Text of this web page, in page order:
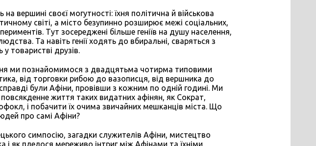
вершині своєї могутності: їхня політична й військова
світі, а місто безупинно розширює межі соціальних,
Тут зосереджені більше геніїв на душу населення,
Та навіть генії ходять до вбиральні, сваряться з
товаристві друзів.
ми познайомимося з двадцятьма чотирма типовими
від торговки рибою до вазописця, від вершника до
були Афіни, провівши з кожним по одній годині. Ми
життя таких видатних афінян, як Сократ,
і побачити їх очима звичайних мешканців міста. Що
про самі Афіни?
симпосію, загадки служителів Афіни, мистецтво
і як плелося мереживо інтриг між Афінами та їхніми